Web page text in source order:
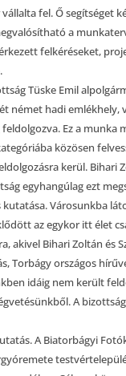
fel. Ő segítséget
a
felkéréseket,
Tüske Emil
német hadi emlékhely,
Ez a munka
közösen
kerül. Bihari
egyhangúlag ezt
Városunkba
az egykor itt élet
akivel Bihari Zoltán és
Torbágy országos
idáig nem került
A
A Biatorbágyi